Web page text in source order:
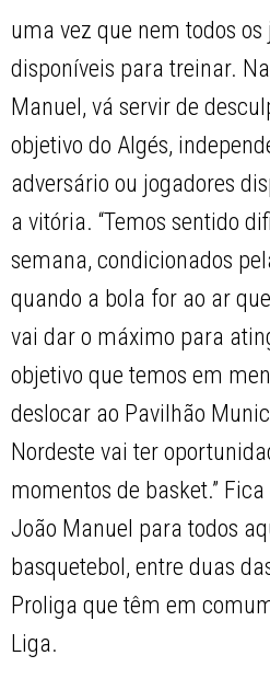
uma vez que nem todos os
disponíveis para treinar.
Manuel, vá servir de
objetivo do Algés,
adversário ou jogadores
a vitória. “Temos sentido
semana, condicionados
quando a bola for ao ar
vai dar o máximo para
objetivo que temos em
deslocar ao Pavilhão
Nordeste vai ter
momentos de basket.”
João Manuel para todos
basquetebol, entre duas
Proliga que têm em
Liga.